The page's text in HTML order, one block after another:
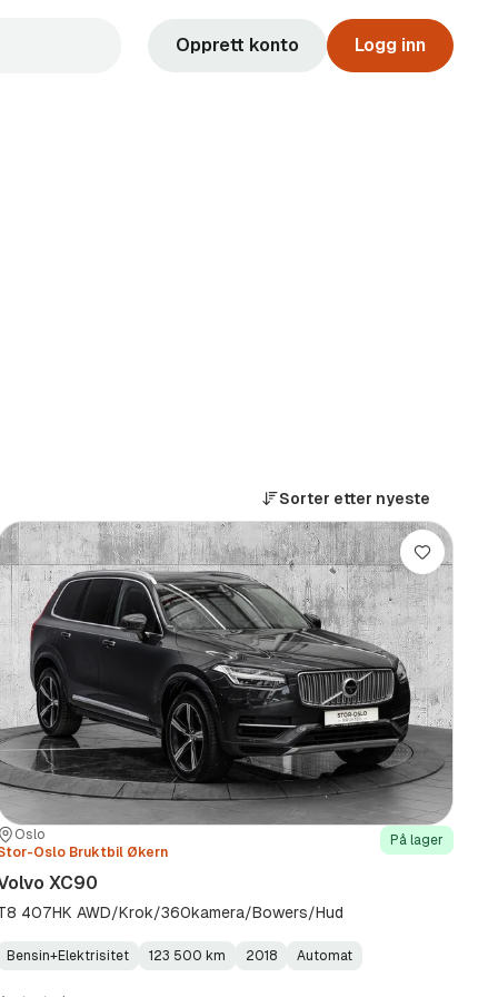
Opprett konto Logg inn
Sorter etter nyeste
Oslo
Oslo Bruktbil Økern
På lager
XC90
407HK AWD/Krok/360kamera/Bowers/Hud
Bensin+Elektrisitet: 123 500 km 2018 Automat
Lagre